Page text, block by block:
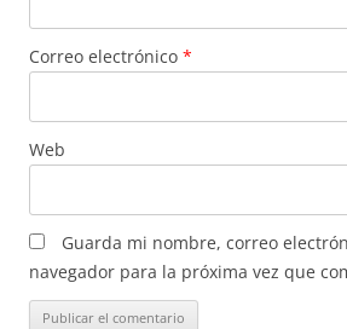
Correo electrónico *
Web
Guarda mi nombre, correo
navegador para la próxima vez que